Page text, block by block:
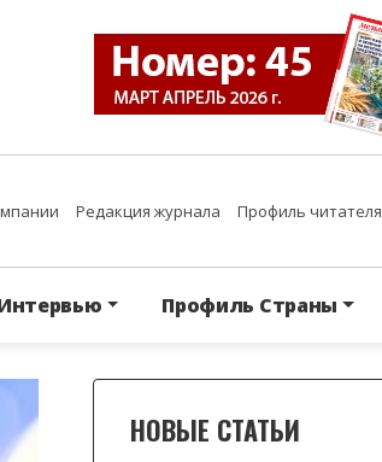
Редакция журнала Профиль читателя
Профиль Страны
НОВЫЕ СТАТЬИ